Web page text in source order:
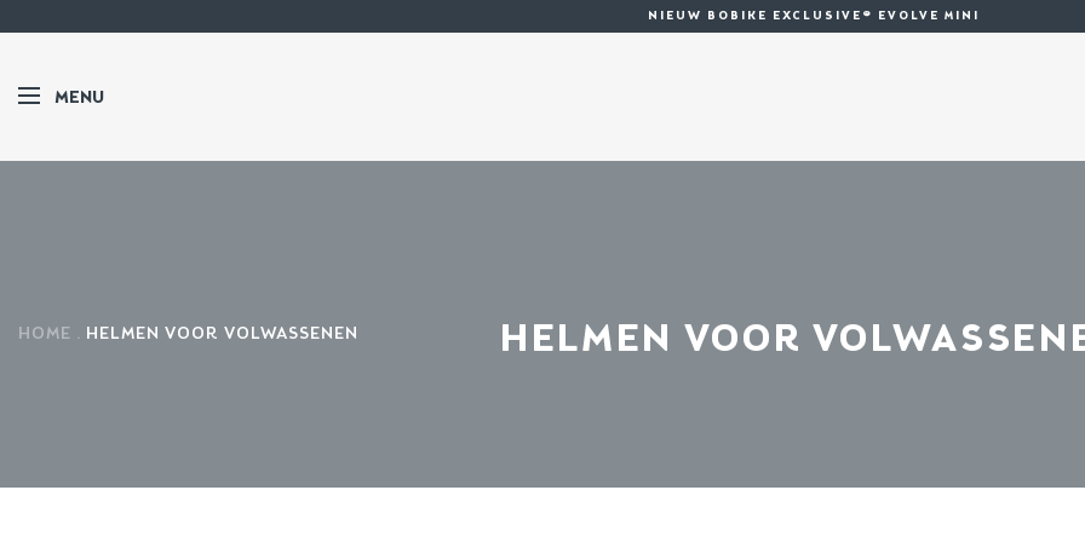
NIEUW BOBIKE EXCLUSIVE® EVOLVE MINI
MENU
HOME HELMEN VOOR VOLWASSENEN HELMEN VOOR